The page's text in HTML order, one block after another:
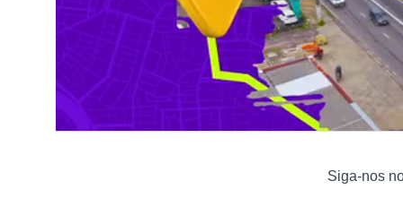
Siga-nos